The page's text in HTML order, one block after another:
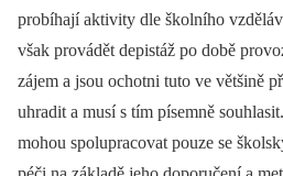
probíhají aktivity dle školního
však provádět depistáž po době
zájem a jsou ochotni tuto ve většině
uhradit a musí s tím písemně
mohou spolupracovat pouze se